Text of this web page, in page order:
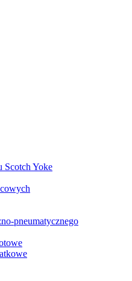
Scotch Yoke
pneumatycznego